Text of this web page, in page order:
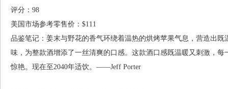
评分：98
美国市场参考零售价：$111
品鉴笔记：姜末与野花的香气环绕着温热的烘烤苹果气息，营造出
味，为整款酒增添了一丝清爽的口感。这款酒口感既温暖又刺激，
惊艳。现在至2040年适饮。——Jeff Porter